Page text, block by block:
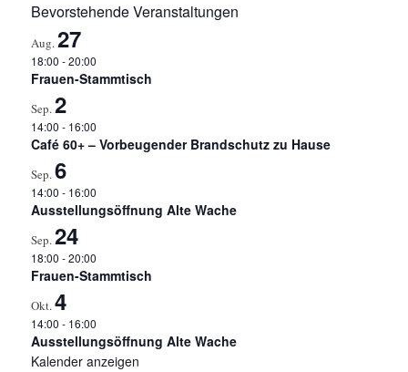
Bevorstehende Veranstaltungen
Aug.27
18:00 -20:00
Frauen-Stammtisch
Sep.2
14:00 - 16:00
Café 60+ – Vorbeugender Brandschutz zu Hause
Sep.6
14:00 - 16:00
Ausstellungsöffnung Alte Wache
Sep.24
18:00 -20:00
Frauen-Stammtisch
Okt.4
14:00 - 16:00
Ausstellungsöffnung Alte Wache
Kalender anzeigen